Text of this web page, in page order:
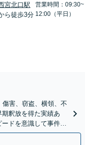
宮北口駅
ら徒歩3分
営業時間：09:30~
12:00（平日）
傷害、窃盗、横領、不
釈放を得た実績あ
ドを意識して事件解